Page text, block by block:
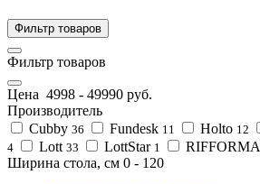
Фильтр товаров
Фильтр товаров
Цена 4998 - 49990 руб.
Производитель
Cubby 36 Fundesk 11 Holto 12
4 Lott 33 LottStar 1 RIFFORMA
Ширина стола, см 0 - 120